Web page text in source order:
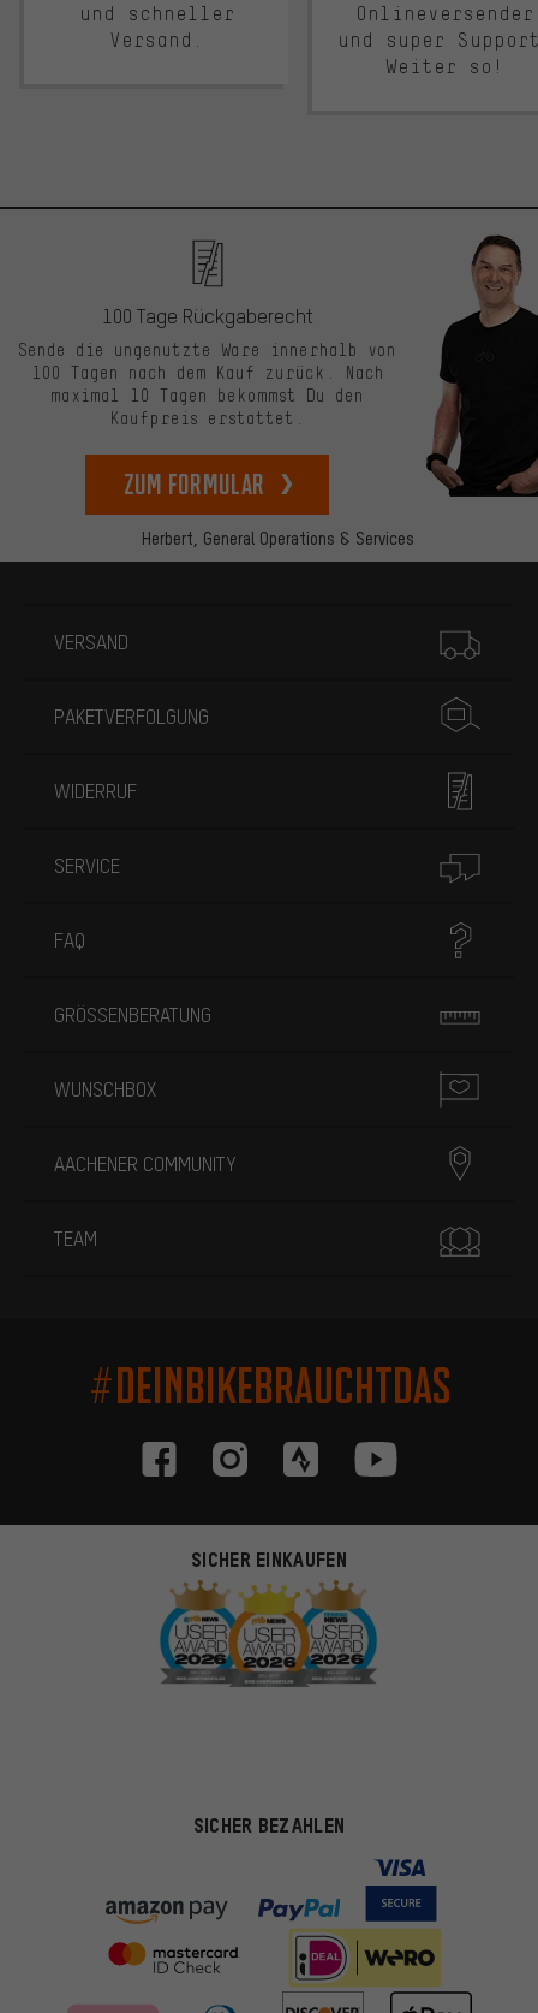
und schneller
Versand.
Onlineversender
und super
Weiter so!
Herbert, General Operations & Services
100 Tage Rückgaberecht
Sende die ungenutzte Ware innerhalb von
100 Tagen nach dem Kauf zurück. Nach
maximal 10 Tagen bekommst Du den
Kaufpreis erstattet.
zum Formular
VERSAND
PAKETVERFOLGUNG
WIDERRUF
SERVICE
FAQ
GRÖSSENBERATUNG
WUNSCHBOX
AACHENER COMMUNITY
TEAM
#DEINBIKEBRAUCHTDAS
SICHER EINKAUFEN
SICHER BEZAHLEN